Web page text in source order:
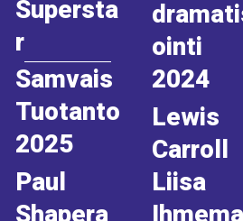
Supersta
r
Samvais
Tuotanto
2025
Paul
ointi
2024
Lewis
Carroll
Liisa